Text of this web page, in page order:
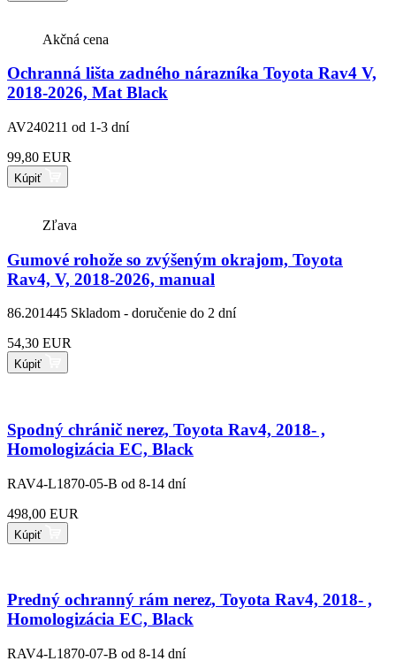
Akčná cena
Ochranná lišta zadného nárazníka Toyota Rav4 V,
2018-2026, Mat Black
AV240211 od 1-3 dní
99,80 EUR
Kúpiť
Zľava
Gumové rohože so zvýšeným okrajom, Toyota
Rav4, V, 2018-2026, manual
86.201445 Skladom - doručenie do 2 dní
54,30 EUR
Kúpiť
Spodný chránič nerez, Toyota Rav4, 2018- ,
Homologizácia EC, Black
RAV4-L1870-05-B od 8-14 dní
498,00 EUR
Kúpiť
Predný ochranný rám nerez, Toyota Rav4, 2018- ,
Homologizácia EC, Black
RAV4-L1870-07-B od 8-14 dní